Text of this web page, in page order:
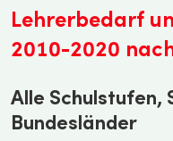
Lehrerbedarf
2010-2020
Alle Schulstufen,
Bundesländer